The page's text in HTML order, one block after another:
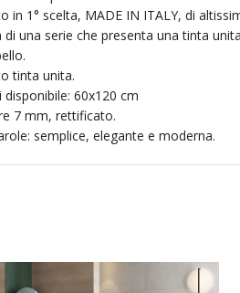
in 1° scelta, MADE IN ITALY, di
di una serie che presenta una tinta
tinta unita.
disponibile: 60x120 cm
7 mm, rettificato.
semplice, elegante e moderna.